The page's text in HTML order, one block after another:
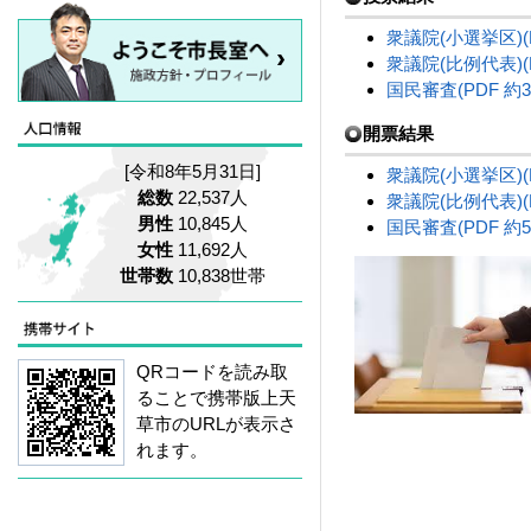
衆議院(小選挙区
衆議院(比例代表
国民審査(PDF 約
開票結果
衆議院(小選挙区
衆議院(比例代表
国民審査(PDF 約
[令和8年5月31日]
総数 22,537人
男性 10,845人
女性 11,692人
世帯数 10,838世帯
QRコードを読み取
ることで携帯版上天
草市のURLが表示さ
れます。